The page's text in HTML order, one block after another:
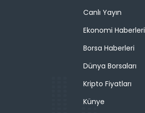
Canlı Yayın
Ekonomi Haberleri
Borsa Haberleri
Dünya Borsaları
Kripto Fiyatları
Künye